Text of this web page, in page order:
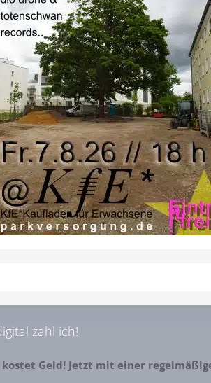
zahl ich!
Geld! Jetzt mit einer